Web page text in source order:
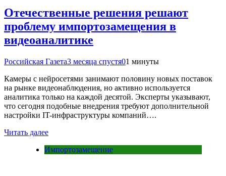
Отечественные решения решают
проблему импортозамещения в
видеоаналитике
Российская Газета3 месяца спустя01 минуты
Камеры с нейросетями занимают половину новых поставок
на рынке видеонаблюдения, но активно используется
аналитика только на каждой десятой. Эксперты указывают,
что сегодня подобные внедрения требуют дополнительной
настройки IT-инфраструктуры компаний….
Читать далее
Импортозамещение